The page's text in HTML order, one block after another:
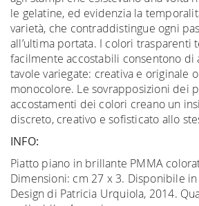
le gelatine, ed evidenzia la
varietà, che contraddistingue ogni
all’ultima portata. I colori trasparenti
facilmente accostabili consentono di
tavole variegate: creativa e originale
monocolore. Le sovrapposizioni dei
accostamenti dei colori creano un
discreto, creativo e sofisticato allo
INFO:
Piatto piano in brillante PMMA
Dimensioni: cm 27 x 3. Disponibile
Design di Patricia Urquiola, 2014.